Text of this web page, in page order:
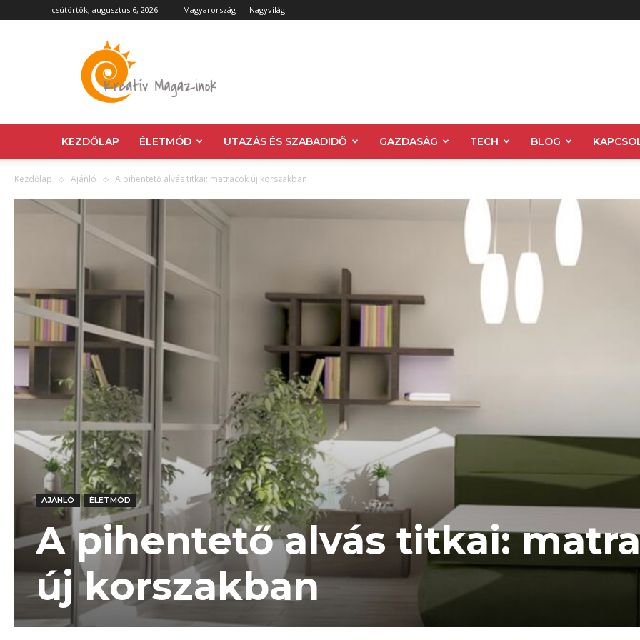
csütörtök, augusztus 6, 2026 Magyarország Nagyvilág
KEZDŐLAP ÉLETMÓD UTAZÁS ÉS SZABADIDŐ GAZDASÁG TECH BLOG
Kezdőlap Ajánló A pihentető alvás titkai: matracok új korszakban
AJÁNLÓ ÉLETMÓD
A pihentető alvás titkai:
új korszakban